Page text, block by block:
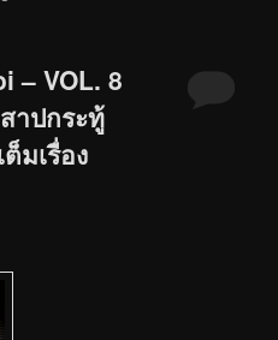
– VOL. 8
าปกระทู้
มเรื่อง